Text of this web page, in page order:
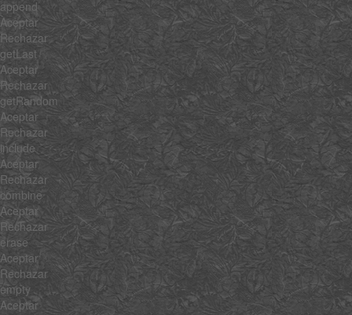
append
Aceptar
Rechazar
getLast
Aceptar
Rechazar
getRandom
Aceptar
Rechazar
include
Aceptar
Rechazar
combine
Aceptar
Rechazar
erase
Aceptar
Rechazar
empty
Aceptar